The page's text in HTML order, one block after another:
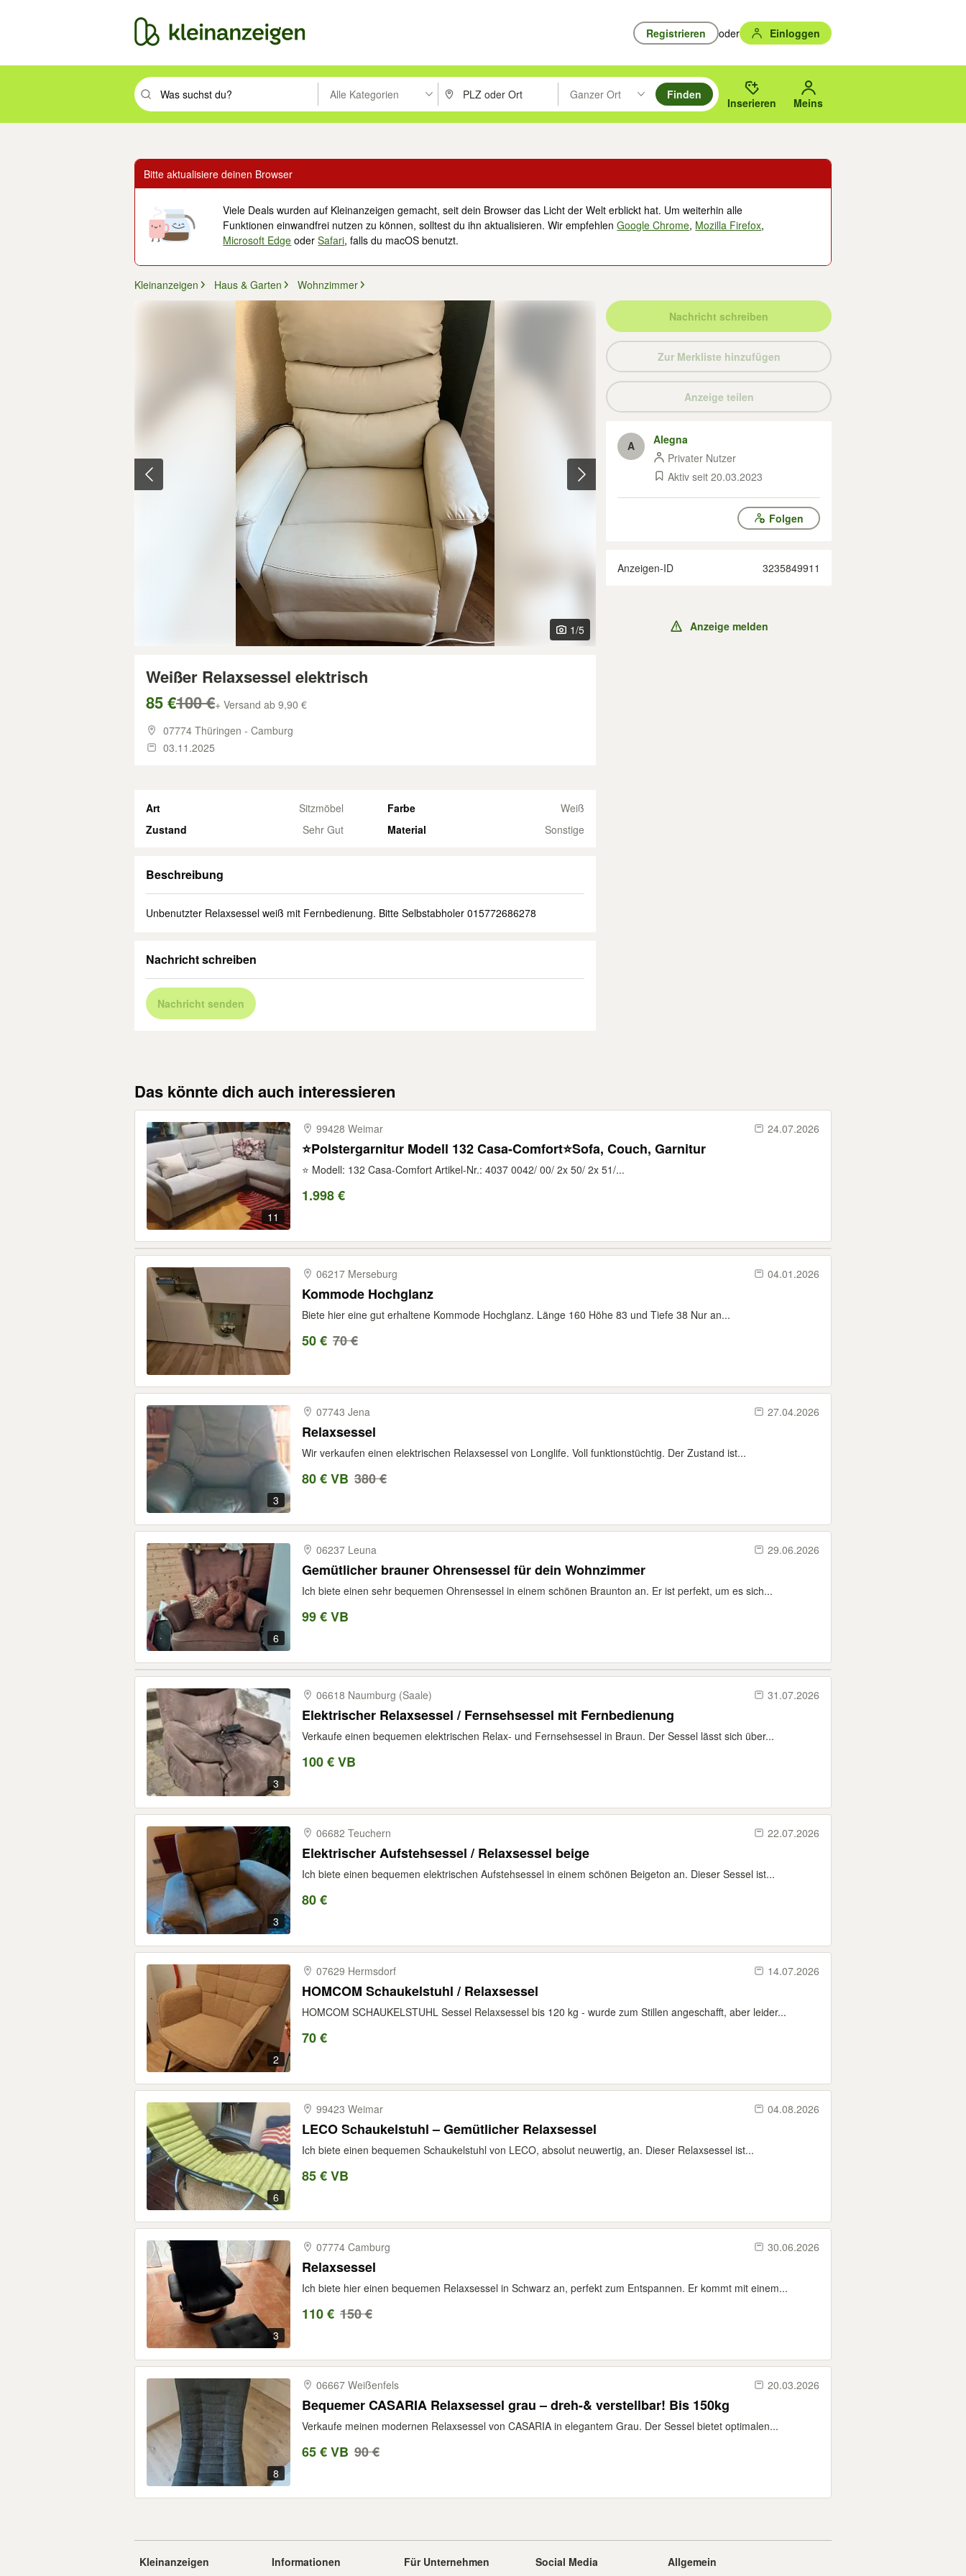
Registrieren oder Einloggen
Suchbegriff eingeben. Eingabetaste drücken um zu suchen, oder Vorschläge mit den Pfeiltasten nach oben/unten durchsuchen und mit Eingabetaste auswählen.
Alle Kategorien PLZ oder Ort eingeben. Eingabetaste drücken um zu suchen, oder Vorschläge mit den Pfeiltasten nach oben/
Ganzer Ort
Suche im Umkreis des gewählten Orts oder PLZ.
Finden
Inserieren Meins
Bitte aktualisiere deinen Browser
Viele Deals wurden auf Kleinanzeigen gemacht, seit dein Browser das Licht der Welt erblickt hat. Um weiterhin alle
Funktionen einwandfrei nutzen zu können, solltest du ihn aktualisieren. Wir empfehlenGoogle Chrome, Mozilla Firefox,
Microsoft Edge oderSafari, falls du macOS benutzt.
Kleinanzeigen Haus & Garten Wohnzimmer
1/5
Weißer Relaxsessel elektrisch
85 €100 €+ Versand ab 9,90 €
07774 Thüringen - Camburg
03.11.2025
Art Sitzmöbel Farbe
Weiß
Zustand
Sehr Gut Material Sonstige
Beschreibung
Unbenutzter Relaxsessel weiß mit Fernbedienung. Bitte Selbstabholer 015772686278
Nachricht schreiben
Nachricht senden
Nachricht schreiben
Zur Merkliste hinzufügen
Anzeige teilen
A
Alegna
Privater Nutzer
Aktiv seit 20.03.2023
Folgen
Anzeigen-ID 3235849911
Anzeige melden
Das könnte dich auch interessieren
11
99428 Weimar 24.07.2026
⭐Polstergarnitur Modell 132 Casa-Comfort⭐Sofa, Couch, Garnitur
⭐ Modell: 132 Casa-Comfort Artikel-Nr.: 4037 0042/ 00/ 2x 50/ 2x 51/...
1.998 €
06217 Merseburg 04.01.2026
Kommode Hochglanz
Biete hier eine gut erhaltene Kommode Hochglanz. Länge 160 Höhe 83 und Tiefe 38 Nur an...
50 € 70 €
3
07743 Jena 27.04.2026
Relaxsessel
Wir verkaufen einen elektrischen Relaxsessel von Longlife. Voll funktionstüchtig. Der Zustand ist...
80 € VB 380 €
6
06237 Leuna 29.06.2026
Gemütlicher brauner Ohrensessel für dein Wohnzimmer
Ich biete einen sehr bequemen Ohrensessel in einem schönen Braunton an. Er ist perfekt, um es sich...
99 € VB
3
06618 Naumburg (Saale) 31.07.2026
Elektrischer Relaxsessel / Fernsehsessel mit Fernbedienung
Verkaufe einen bequemen elektrischen Relax- und Fernsehsessel in Braun. Der Sessel lässt sich über...
100 € VB
3
06682 Teuchern 22.07.2026
Elektrischer Aufstehsessel / Relaxsessel beige
Ich biete einen bequemen elektrischen Aufstehsessel in einem schönen Beigeton an. Dieser Sessel ist...
80 €
2
07629 Hermsdorf 14.07.2026
HOMCOM Schaukelstuhl / Relaxsessel
HOMCOM SCHAUKELSTUHL Sessel Relaxsessel bis 120 kg - wurde zum Stillen angeschafft, aber leider...
70 €
6
99423 Weimar 04.08.2026
LECO Schaukelstuhl – Gemütlicher Relaxsessel
Ich biete einen bequemen Schaukelstuhl von LECO, absolut neuwertig, an. Dieser Relaxsessel ist...
85 € VB
3
07774 Camburg 30.06.2026
Relaxsessel
Ich biete hier einen bequemen Relaxsessel in Schwarz an, perfekt zum Entspannen. Er kommt mit einem...
110 € 150 €
8
06667 Weißenfels 20.03.2026
Bequemer CASARIA Relaxsessel grau – dreh-& verstellbar! Bis 150kg
Verkaufe meinen modernen Relaxsessel von CASARIA in elegantem Grau. Der Sessel bietet optimalen...
65 € VB 90 €
Kleinanzeigen Informationen Für Unternehmen Social Media Allgemein